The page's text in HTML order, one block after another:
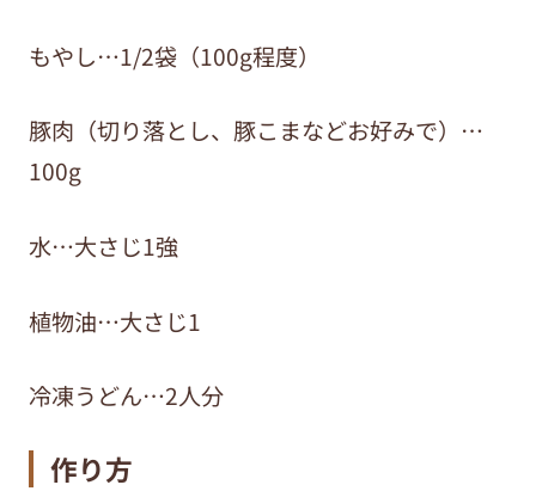
もやし…1/2袋（100g程度）
豚肉（切り落とし、豚こまなどお好みで）…
100g
水…大さじ1強
植物油…大さじ1
冷凍うどん…2人分
作り方